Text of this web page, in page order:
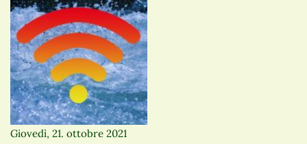
Giovedì, 21. ottobre 2021